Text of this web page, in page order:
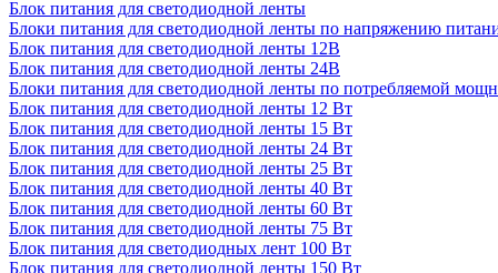
Блок питания для светодиодной ленты
Блоки питания для светодиодной ленты по напряжению
Блок питания для светодиодной ленты 12В
Блок питания для светодиодной ленты 24В
Блоки питания для светодиодной ленты по потребляемой
Блок питания для светодиодной ленты 12 Вт
Блок питания для светодиодной ленты 15 Вт
Блок питания для светодиодной ленты 24 Вт
Блок питания для светодиодной ленты 25 Вт
Блок питания для светодиодной ленты 40 Вт
Блок питания для светодиодной ленты 60 Вт
Блок питания для светодиодной ленты 75 Вт
Блок питания для светодиодных лент 100 Вт
Блок питания для светодиодной ленты 150 Вт